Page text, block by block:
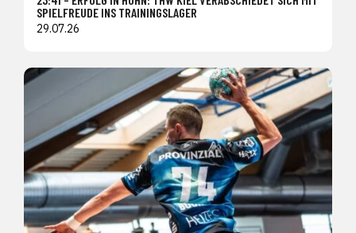
SPIELFREUDE INS TRAININGSLAGER
29.07.26